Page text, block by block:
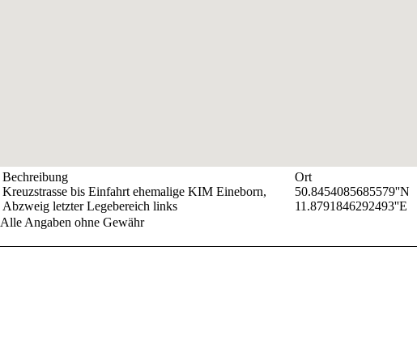
Bechreibung
Ort
Kreuzstrasse bis Einfahrt ehemalige KIM Eineborn,
Abzweig letzter Legebereich links
50.8454085685579''N
11.8791846292493''E
Alle Angaben ohne Gewähr